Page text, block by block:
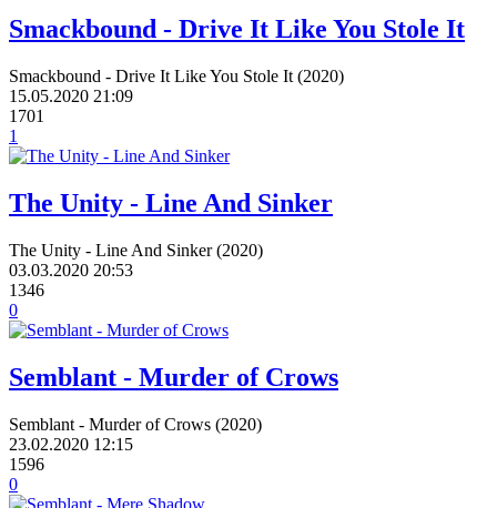
Smackbound - Drive It Like You Stole It
Smackbound - Drive It Like You Stole It (2020)
15.05.2020 21:09
1701
1
The Unity - Line And Sinker
The Unity - Line And Sinker (2020)
03.03.2020 20:53
1346
0
Semblant - Murder of Crows
Semblant - Murder of Crows (2020)
23.02.2020 12:15
1596
0